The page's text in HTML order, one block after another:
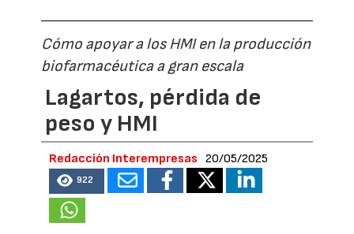
Cómo apoyar a los HMI en la producción
biofarmacéutica a gran escala
Lagartos, pérdida de
peso y HMI
Redacción Interempresas 20/05/2025
922